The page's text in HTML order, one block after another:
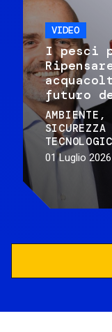
VIDEO
I pesci
futuro
AMBIENTE
SICUREZZA
01 Luglio 2026